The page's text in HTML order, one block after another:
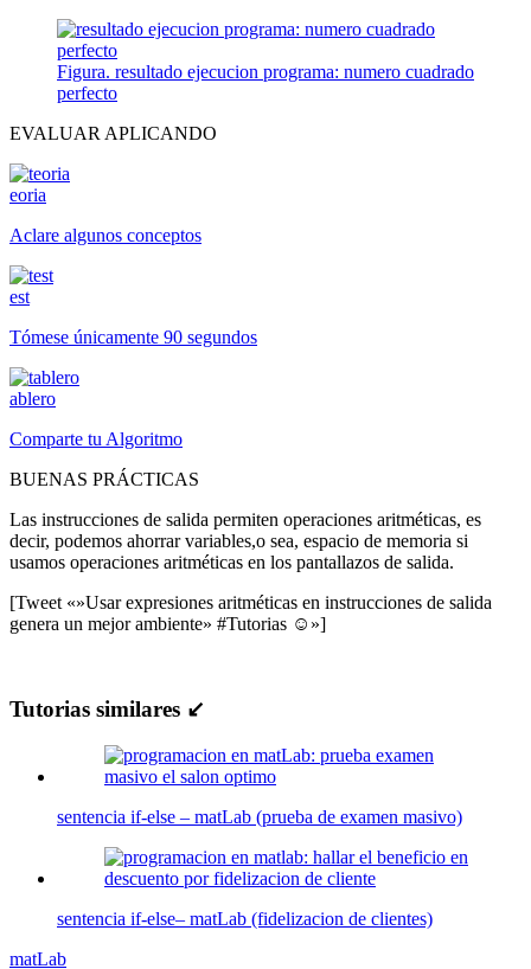
Figura. resultado ejecucion programa: numero cuadrado
perfecto
EVALUAR APLICANDO
eoria
Aclare algunos conceptos
est
Tómese únicamente 90 segundos
ablero
Comparte tu Algoritmo
BUENAS PRÁCTICAS
Las instrucciones de salida permiten operaciones aritméticas, es
decir, podemos ahorrar variables,o sea, espacio de memoria si
usamos operaciones aritméticas en los pantallazos de salida.
[Tweet «»Usar expresiones aritméticas en instrucciones de salida
genera un mejor ambiente» #Tutorias ☺»]
Tutorias similares ↙
sentencia if-else – matLab (prueba de examen masivo)
sentencia if-else– matLab (fidelizacion de clientes)
matLab